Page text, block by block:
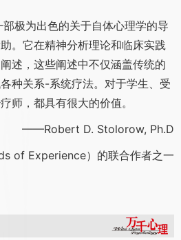
极为出色的关于自体心理学的导
。它在精神分析理论和临床实践
述，这些阐述中不仅涵盖传统的
种关系-系统疗法。对于学生、受
师，都具有很大的价值。
——Robert D. Stolorow, Ph.D
of Experience）的联合作者之一